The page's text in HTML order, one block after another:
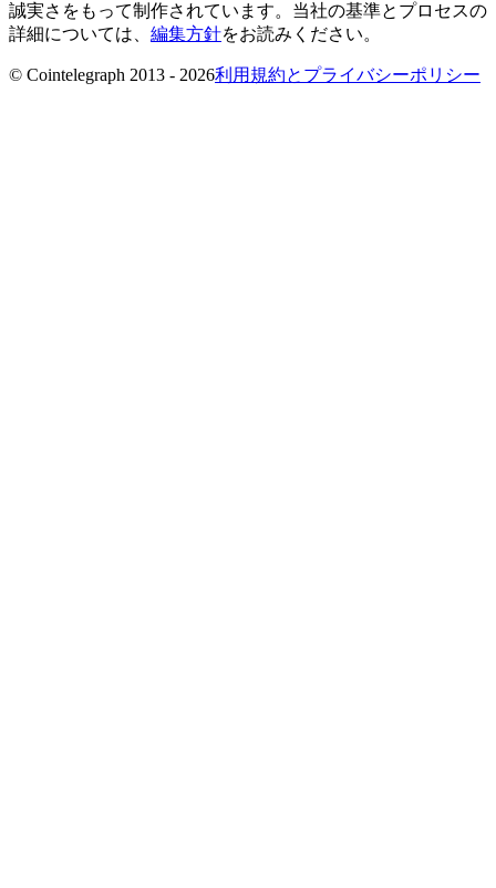
誠実さをもって制作されています。当社の基準とプロセスの
詳細については、 編集方針をお読みください。
© Cointelegraph 2013 - 2026利用規約とプライバシーポリシー